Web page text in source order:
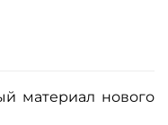
материал нового